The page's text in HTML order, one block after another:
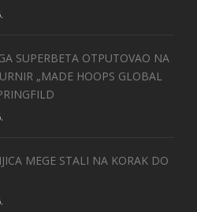
SUPERBETA OTPUTOVAO NA
„MADE HOOPS GLOBAL
MEGE STALI NA KORAK DO